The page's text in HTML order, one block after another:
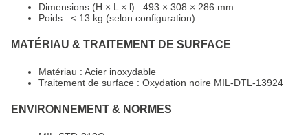
Dimensions (H × L × l) : 493 × 308 × 286 mm
Poids : < 13 kg (selon configuration)
MATÉRIAU & TRAITEMENT DE SURFACE
Matériau : Acier inoxydable
Traitement de surface : Oxydation noire MIL-DTL-13924
ENVIRONNEMENT & NORMES